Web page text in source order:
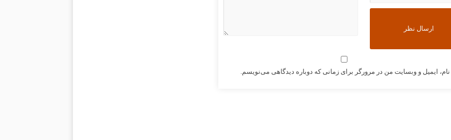
نام، ایمیل و وبسایت من در مرورگر برای زمانی که دوباره دیدگاهی می‌نویسم.